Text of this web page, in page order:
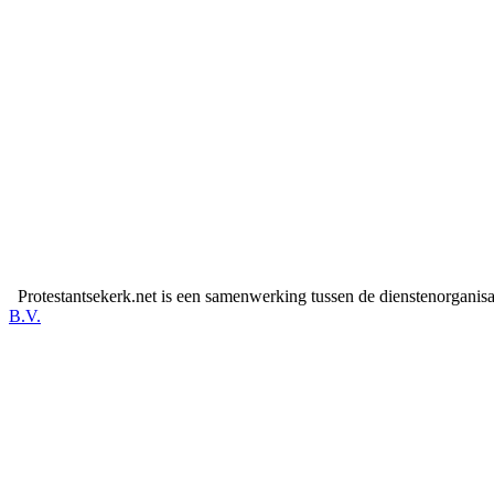
Protestantsekerk.net is een samenwerking tussen de
B.V.